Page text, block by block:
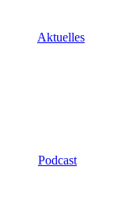
Aktuelles
Podcast